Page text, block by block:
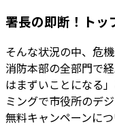
署長の即断！トッ
そんな状況の中、危
消防本部の全部門で
はまずいことになる
ミングで市役所のデ
無料キャンペーンに